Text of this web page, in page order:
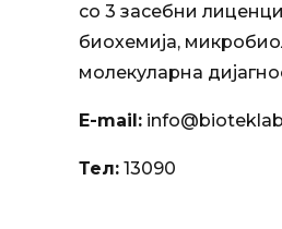
со 3 засебни
биохемија,
молекуларна
E-mail:
Тел: 13090